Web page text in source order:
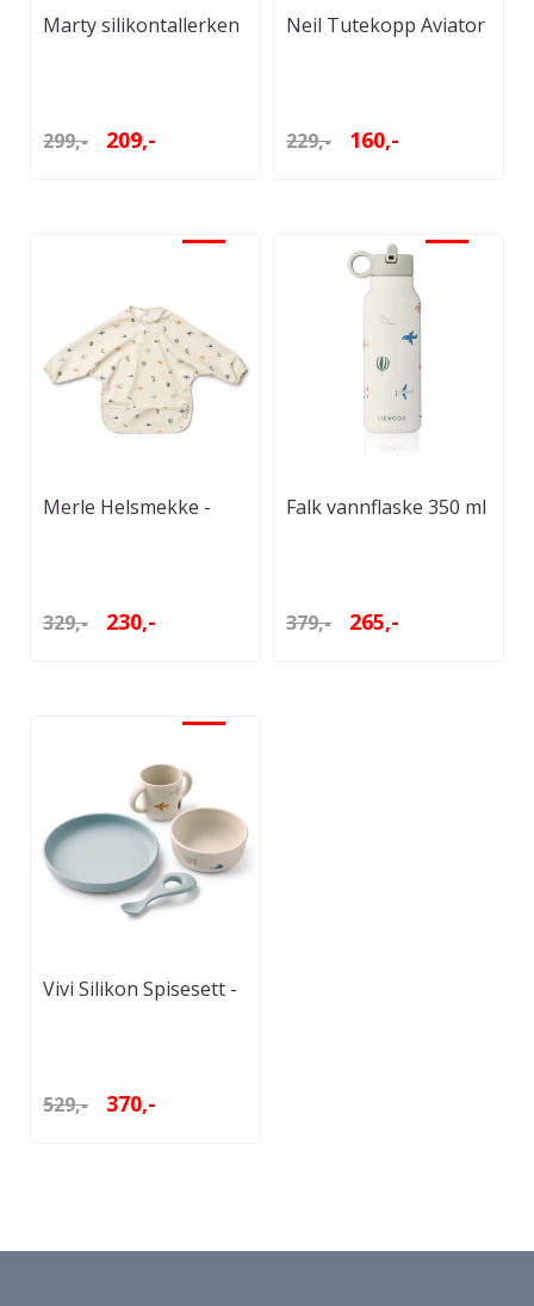
Marty silikontallerken
299,- 209,-
Neil Tutekopp Aviator
229,- 160,-
Merle Helsmekke -
329,- 230,-
Falk vannflaske 350 ml
379,- 265,-
Vivi Silikon Spisesett -
529,- 370,-